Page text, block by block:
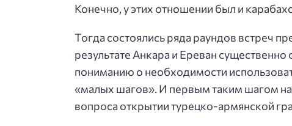
Конечно, у этих отношении был и
Тогда состоялись ряда раундов встреч
результате Анкара и Ереван
пониманию о необходимости
«малых шагов». И первым таким шагом
вопроса открытии турецко-армянской